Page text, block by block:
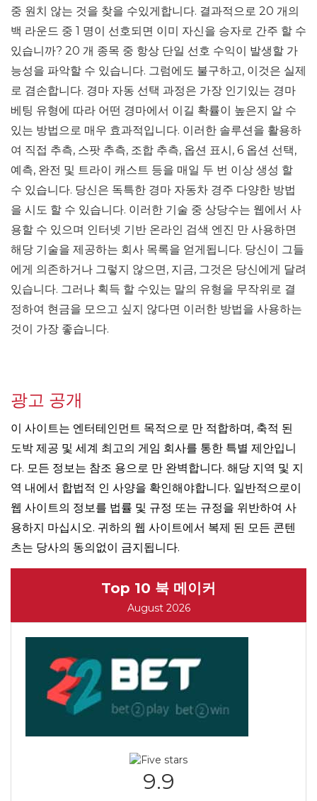
중 원치 않는 것을 찾을 수있게합니다. 결과적으로 20 개의
백 라운드 중 1 명이 선호되면 이미 자신을 승자로 간주 할 수
있습니까? 20 개 종목 중 항상 단일 선호 수익이 발생할 가
능성을 파악할 수 있습니다. 그럼에도 불구하고, 이것은 실제
로 겸손합니다. 경마 자동 선택 과정은 가장 인기있는 경마
베팅 유형에 따라 어떤 경마에서 이길 확률이 높은지 알 수
있는 방법으로 매우 효과적입니다. 이러한 솔루션을 활용하
여 직접 추측, 스팟 추측, 조합 추측, 옵션 표시, 6 옵션 선택,
예측, 완전 및 트라이 캐스트 등을 매일 두 번 이상 생성 할
수 있습니다. 당신은 독특한 경마 자동차 경주 다양한 방법
을 시도 할 수 있습니다. 이러한 기술 중 상당수는 웹에서 사
용할 수 있으며 인터넷 기반 온라인 검색 엔진 만 사용하면
해당 기술을 제공하는 회사 목록을 얻게됩니다. 당신이 그들
에게 의존하거나 그렇지 않으면, 지금, 그것은 당신에게 달려
있습니다. 그러나 획득 할 수있는 말의 유형을 무작위로 결
정하여 현금을 모으고 싶지 않다면 이러한 방법을 사용하는
것이 가장 좋습니다.
광고 공개
이 사이트는 엔터테인먼트 목적으로 만 적합하며, 축적 된
도박 제공 및 세계 최고의 게임 회사를 통한 특별 제안입니
다. 모든 정보는 참조 용으로 만 완벽합니다. 해당 지역 및 지
역 내에서 합법적 인 사양을 확인해야합니다. 일반적으로이
웹 사이트의 정보를 법률 및 규정 또는 규정을 위반하여 사
용하지 마십시오. 귀하의 웹 사이트에서 복제 된 모든 콘텐
츠는 당사의 동의없이 금지됩니다.
Top 10 북 메이커
August 2026
9.9